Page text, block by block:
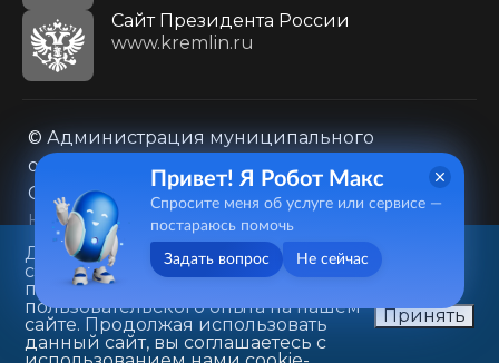
Cайт Президента России
www.kremlin.ru
© Администрация муниципального
образования городского округа «Город
Саратов»
Контакты
Карта сайта
Политика в отношении обработки
персональных данных
410031, г. Саратов, ул. Первомайская, д. 78
+7(8452)26-02-49
Данный веб-сайт использует
cookie-файлы в целях
предоставления вам лучшего
пользовательского опыта на нашем
сайте. Продолжая использовать
данный сайт, вы соглашаетесь с
Принять
Привет! Я Робот Макс
Спросите меня об услуге или сервисе —
постараюсь помочь
Задать вопрос Не сейчас